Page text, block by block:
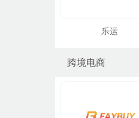
乐运
跨境电商